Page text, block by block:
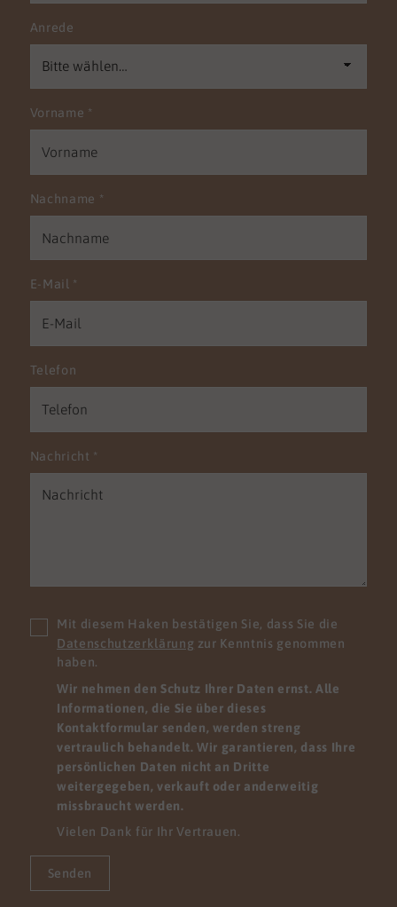
Anrede
Vorname *
Nachname *
E-Mail *
Telefon
Nachricht *
Mit diesem Haken bestätigen Sie, dass Sie die
Datenschutzerklärung zur Kenntnis genommen
haben.
Wir nehmen den Schutz Ihrer Daten ernst. Alle
Informationen, die Sie über dieses
Kontaktformular senden, werden streng
vertraulich behandelt. Wir garantieren, dass Ihre
persönlichen Daten nicht an Dritte
weitergegeben, verkauft oder anderweitig
missbraucht werden.
Vielen Dank für Ihr Vertrauen.
Senden